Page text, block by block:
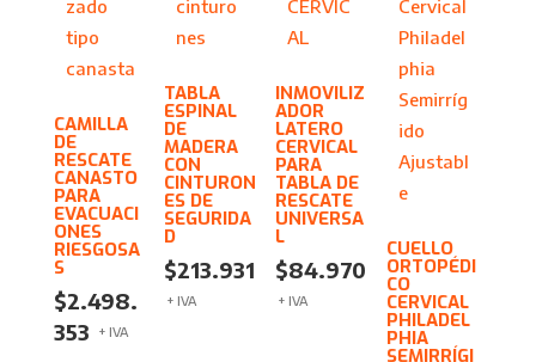
CAMILLA
DE
RESCATE
CANASTO
PARA
EVACUACI
ONES
RIESGOSA
S
$2.498.
353
+ IVA
TABLA
ESPINAL
DE
MADERA
CON
CINTURON
ES DE
SEGURIDA
D
$213.931
+ IVA
INMOVILIZ
ADOR
LATERO
CERVICAL
PARA
TABLA DE
RESCATE
UNIVERSA
L
$84.970
+ IVA
CUELLO
ORTOPÉDI
CO
CERVICAL
PHILADEL
PHIA
SEMIRRÍGI